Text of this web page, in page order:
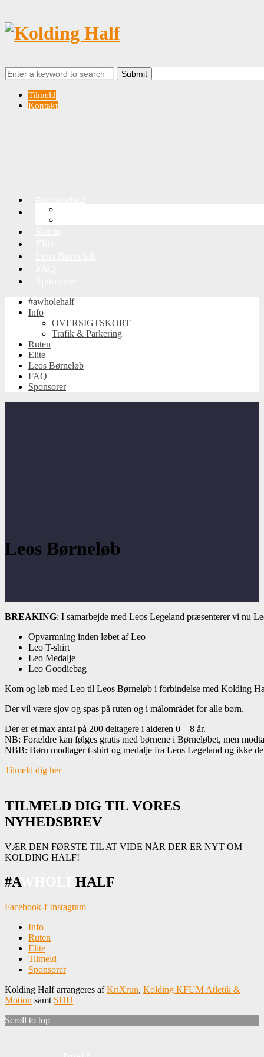
Search
for:
Tilmeld
Kontakt
Info
#awholehalf
Info
OVERSIGTSKORT
Trafik & Parkering
Ruten
Elite
Leos Børneløb
FAQ
Sponsorer
Leos Børneløb
BREAKING: I samarbejde med Leos Legeland præsenterer vi nu
Opvarmning inden løbet af Leo
Leo T-shirt
Leo Medalje
Leo Goodiebag
Kom og løb med Leo til Leos Børneløb i forbindelse med Kolding
Der vil være sjov og spas på ruten og i målområdet for alle børn.
Der er et max antal på 200 deltagere i alderen 0 – 8 år.
NB: Forældre kan følges gratis med børnene i Børneløbet, men
NBB: Børn modtager t-shirt og medalje fra Leos Legeland og ikke
Tilmeld dig her
TILMELD DIG TIL VORES
NYHEDSBREV
VÆR DEN FØRSTE TIL AT VIDE NÅR DER ER NYT OM
KOLDING HALF!
#AWHOLE HALF
Facebook-f Instagram
Info
Ruten
Elite
Tilmeld
Sponsorer
Kolding Half arrangeres afKriXrun, Kolding KFUM Atletik &
Motion samt SDU
Scroll to top